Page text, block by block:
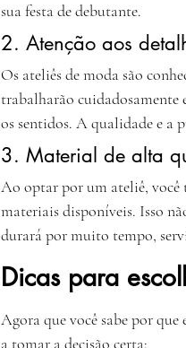
sua festa de debutante.
2. Atenção aos
Os ateliês de moda são
trabalharão cuidadosamente
os sentidos. A qualidade e a
3. Material de alta
Ao optar por um ateliê, você
materiais disponíveis. Isso
durará por muito tempo,
Dicas para
Agora que você sabe por
a tomar a decisão certa: